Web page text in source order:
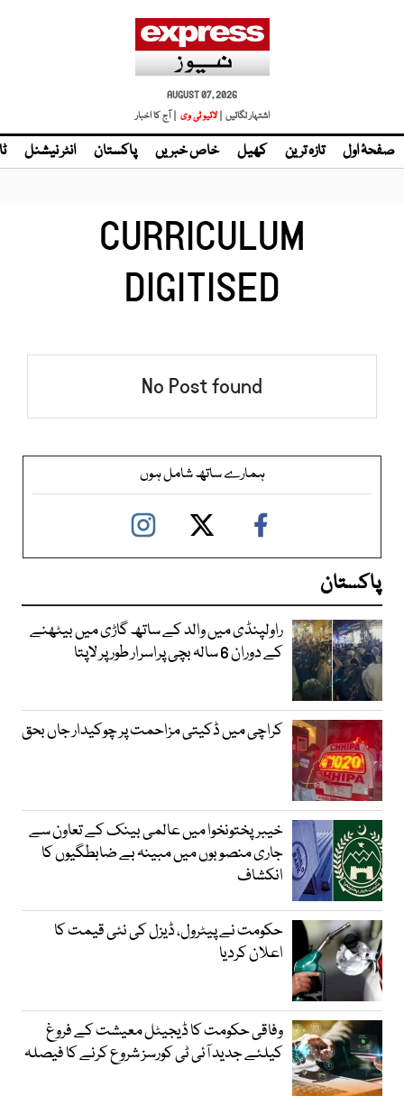
AUGUST 07, 2026
اشتہار لگائیں |
| آج کا اخبار
صفحۂ اول تازہ ترین کھیل خاص خبریں پاکستان انٹر نیشنل
CURRICULUM
DIGITISED
No Post found
ہمارے ساتھ شامل ہوں
پاکستان
راولپنڈی میں والد کے ساتھ گاڑی میں بیٹھنے
کے دوران 6 سالہ بچی پراسرار طور پر لاپتا
کراچی میں ڈکیتی مزاحمت پر چوکیدار جاں بحق
خیبرپختونخوا میں عالمی بینک کے تعاون سے
جاری منصوبوں میں مبینہ بے ضابطگیوں کا
انکشاف
حکومت نے پیٹرول، ڈیزل کی نئی قیمت کا
اعلان کردیا
وفاقی حکومت کا ڈیجیٹل معیشت کے فروغ
کیلئے جدید آئی ٹی کورسز شروع کرنے کا فیصلہ